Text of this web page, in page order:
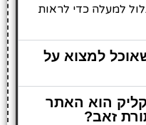
למעלה כדי לראות
למצוא על
הוא האתר
זאב?